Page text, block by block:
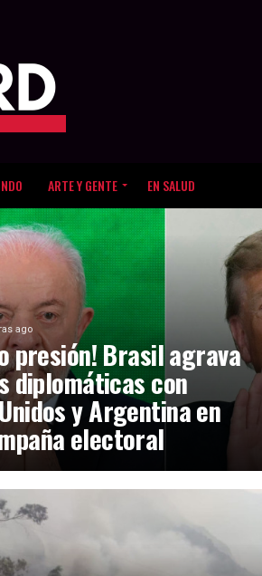
ARTE Y GENTE EN SALUD
ago
presión! Brasil agrava
diplomáticas con
y Argentina en
electoral